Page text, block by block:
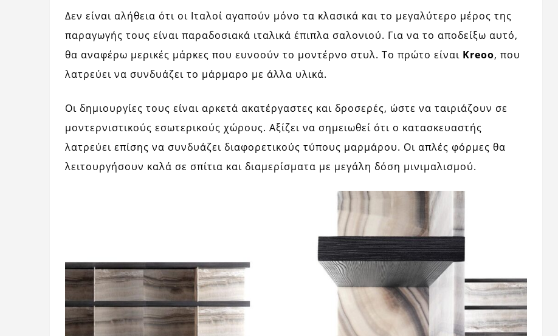
Δεν είναι αλήθεια ότι οι Ιταλοί αγαπούν μόνο τα κλασικά και το μεγαλύτερο μέρος της
παραγωγής τους είναι παραδοσιακά ιταλικά έπιπλα σαλονιού. Για να το αποδείξω αυτό,
θα αναφέρω μερικές μάρκες που ευνοούν το μοντέρνο στυλ. Το πρώτο είναι Kreoo, που
λατρεύει να συνδυάζει το μάρμαρο με άλλα υλικά.
Οι δημιουργίες τους είναι αρκετά ακατέργαστες και δροσερές, ώστε να ταιριάζουν σε
μοντερνιστικούς εσωτερικούς χώρους. Αξίζει να σημειωθεί ότι ο κατασκευαστής
λατρεύει επίσης να συνδυάζει διαφορετικούς τύπους μαρμάρου. Οι απλές φόρμες θα
λειτουργήσουν καλά σε σπίτια και διαμερίσματα με μεγάλη δόση μινιμαλισμού.